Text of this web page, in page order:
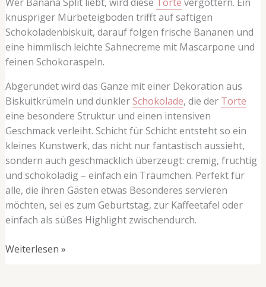
knuspriger Mürbeteigboden trifft auf saftigen
Schokoladenbiskuit, darauf folgen frische Bananen und
eine himmlisch leichte Sahnecreme mit Mascarpone und
feinen Schokoraspeln.
Abgerundet wird das Ganze mit einer Dekoration aus
Biskuitkrümeln und dunklerSchokolade, die der Torte
eine besondere Struktur und einen intensiven
Geschmack verleiht. Schicht für Schicht entsteht so ein
kleines Kunstwerk, das nicht nur fantastisch aussieht,
sondern auch geschmacklich überzeugt: cremig, fruchtig
und schokoladig – einfach ein Träumchen. Perfekt für
alle, die ihren Gästen etwas Besonderes servieren
möchten, sei es zum Geburtstag, zur Kaffeetafel oder
einfach als süßes Highlight zwischendurch.
Weiterlesen »